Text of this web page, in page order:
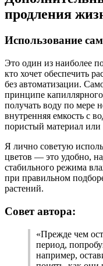
продления
Использование
Это один из наиболее
кто хочет обеспечить
без автоматизации.
принципе
получать воду по мере
внутренняя емкость с
пористый материал или
Я лично советую
цветов — это удобно,
стабильного режима
при правильном
растений.
Совет автора:
«Прежде чем
период,
например,